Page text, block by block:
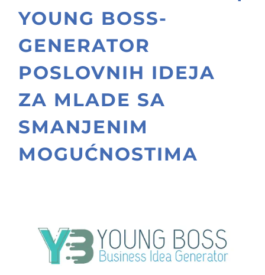
YOUNG BOSS-
GENERATOR
POSLOVNIH IDEJA
ZA MLADE SA
SMANJENIM
MOGUĆNOSTIMA